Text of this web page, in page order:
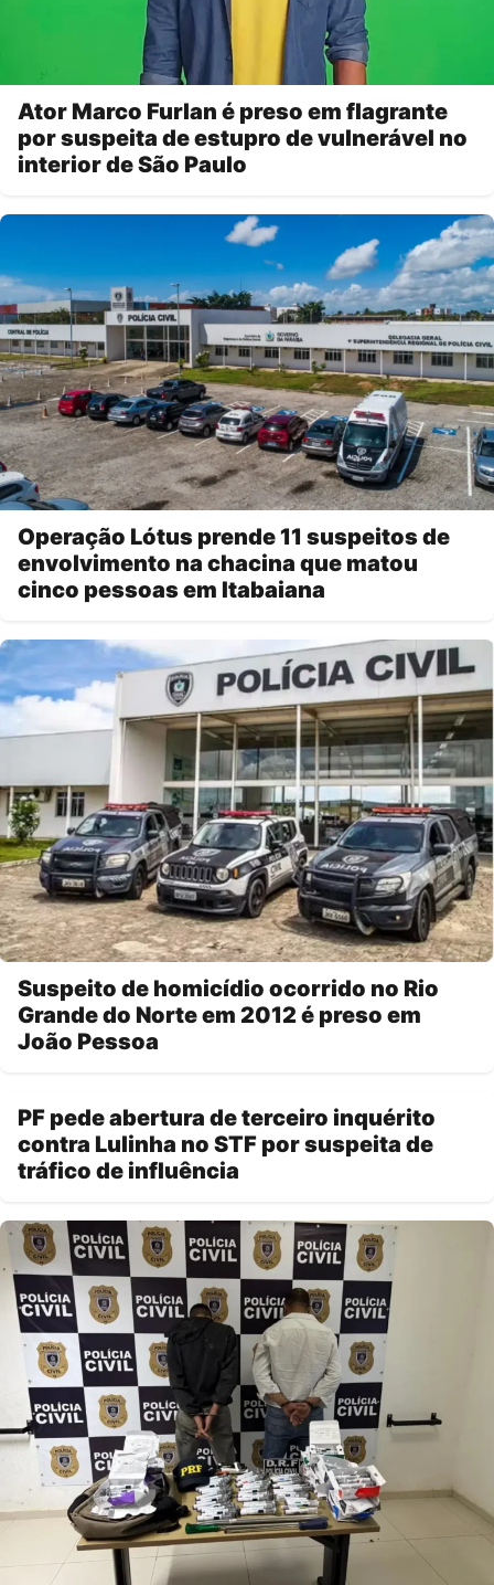
Ator Marco Furlan é preso em flagrante
por suspeita de estupro de vulnerável no
interior de São Paulo
Operação Lótus prende 11 suspeitos de
envolvimento na chacina que matou
cinco pessoas em Itabaiana
Suspeito de homicídio ocorrido no Rio
Grande do Norte em 2012 é preso em
João Pessoa
PF pede abertura de terceiro inquérito
contra Lulinha no STF por suspeita de
tráfico de influência